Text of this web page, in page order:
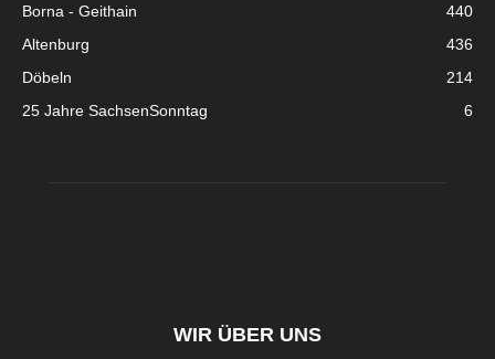
Borna - Geithain
440
Altenburg
436
Döbeln
214
25 Jahre SachsenSonntag
6
WIR ÜBER UNS